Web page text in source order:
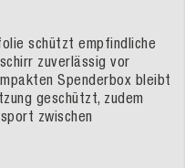
schützt empfindliche
zuverlässig vor
Spenderbox bleibt
geschützt, zudem
zwischen